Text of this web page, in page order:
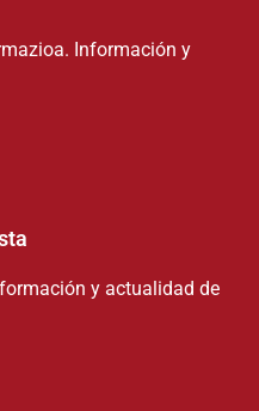
Información y
y actualidad de